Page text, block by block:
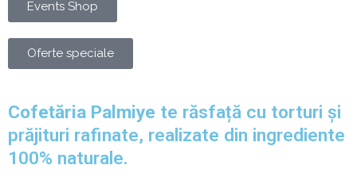
Events Shop
Oferte speciale
Cofetăria Palmiye te răsfață cu torturi și
prăjituri rafinate, realizate din ingrediente
100% naturale.